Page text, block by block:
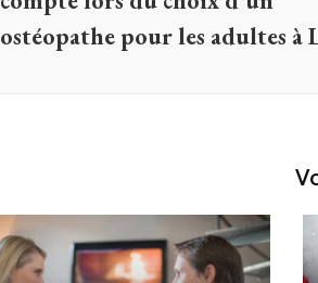
ostéopathe pour les adultes à